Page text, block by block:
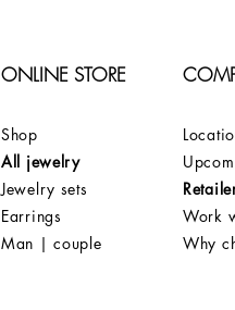
ONLINE STORE
Shop
All jewelry
Jewelry sets
Earrings
Man | couple
Work
Why